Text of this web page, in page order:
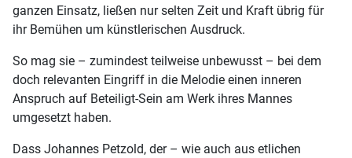
ganzen Einsatz, ließen nur selten Zeit und Kraft übrig für
ihr Bemühen um künstlerischen Ausdruck.
So mag sie – zumindest teilweise unbewusst – bei dem
doch relevanten Eingriff in die Melodie einen inneren
Anspruch auf Beteiligt-Sein am Werk ihres Mannes
umgesetzt haben.
Dass Johannes Petzold, der – wie auch aus etlichen